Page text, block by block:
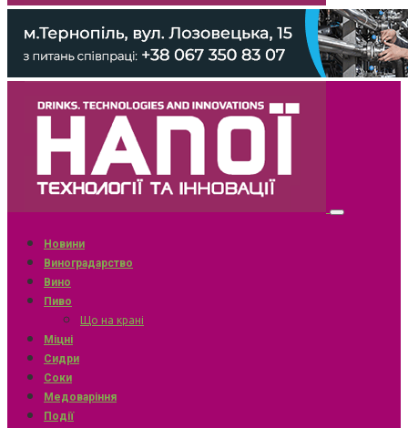
Новини
Виноградарство
Вино
Пиво
Що на крані
Міцні
Сидри
Соки
Медоваріння
Події